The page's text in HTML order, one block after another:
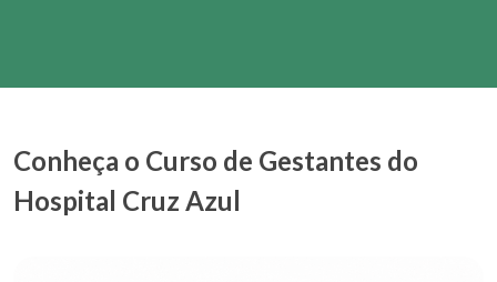
Conheça o Curso de Gestantes do
Hospital Cruz Azul